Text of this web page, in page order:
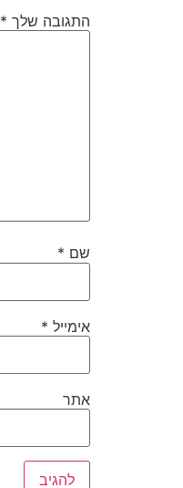
התגובה שלך *
שם *
אימייל *
אתר